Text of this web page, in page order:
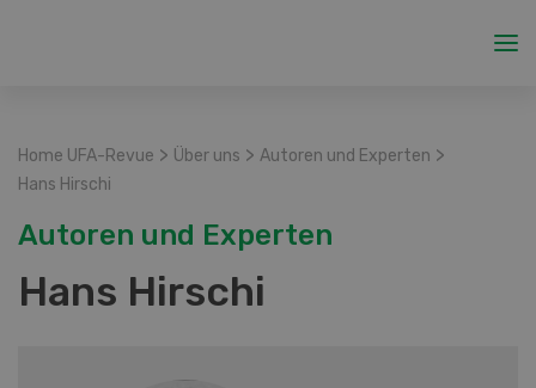
Home UFA-Revue > Über uns > Autoren und Experten >
Hans Hirschi
Autoren und Experten
Hans Hirschi